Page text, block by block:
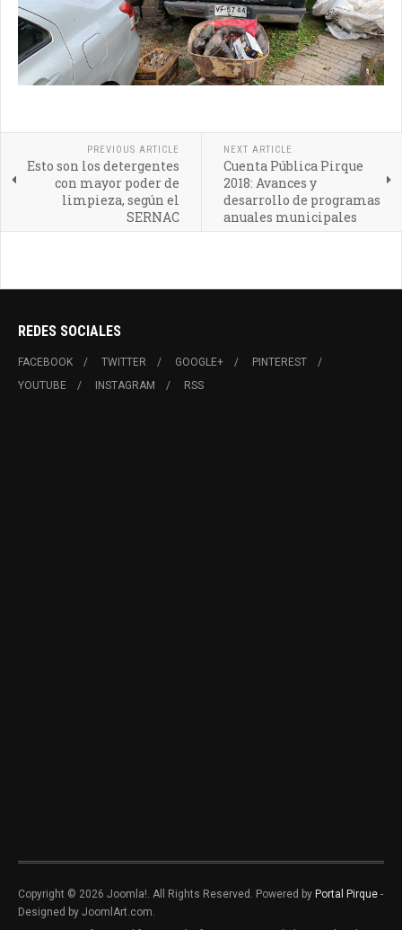
PREVIOUS ARTICLE
Esto son los detergentes
con mayor poder de
limpieza, según el
SERNAC
NEXT ARTICLE
Cuenta Pública Pirque
2018: Avances y
desarrollo de programas
anuales municipales
REDES SOCIALES
FACEBOOK TWITTER GOOGLE+
PINTEREST
YOUTUBE
INSTAGRAM RSS
Copyright © 2026 Joomla!. All Rights Reserved. Powered by Portal Pirque -
Designed by JoomlArt.com.